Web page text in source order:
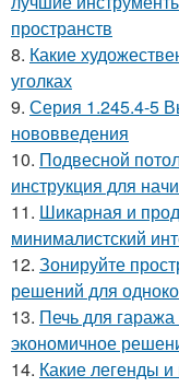
пространств
8. Какие
уголках
9. Серия 1.245.4-5
нововведения
10. Подвесной
инструкция для
11. Шикарная и
минималистский
12. Зонируйте
решений для
13. Печь для
экономичное
14. Какие легенды